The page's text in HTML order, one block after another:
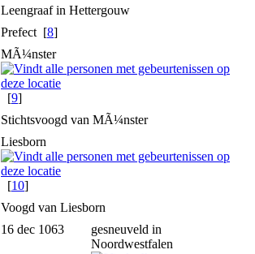
Leengraaf in Hettergouw
Prefect [8]
MÃ¼nster
[9]
Stichtsvoogd van MÃ¼nster
Liesborn
[10]
Voogd van Liesborn
16 dec 1063
gesneuveld in
Noordwestfalen